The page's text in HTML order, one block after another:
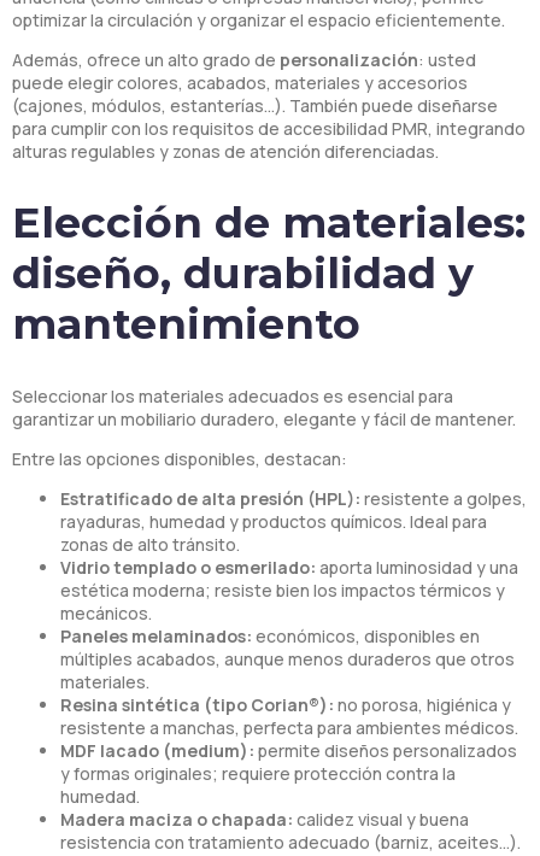
optimizar la circulación y organizar el espacio eficientemente.
Además, ofrece un alto grado de personalización: usted
puede elegir colores, acabados, materiales y accesorios
(cajones, módulos, estanterías…). También puede diseñarse
para cumplir con los requisitos de accesibilidad PMR, integrando
alturas regulables y zonas de atención diferenciadas.
Elección de materiales:
diseño, durabilidad y
mantenimiento
Seleccionar los materiales adecuados es esencial para
garantizar un mobiliario duradero, elegante y fácil de mantener.
Entre las opciones disponibles, destacan:
Estratificado de alta presión (HPL): resistente a golpes,
rayaduras, humedad y productos químicos. Ideal para
zonas de alto tránsito.
Vidrio templado o esmerilado: aporta luminosidad y una
estética moderna; resiste bien los impactos térmicos y
mecánicos.
Paneles melaminados: económicos, disponibles en
múltiples acabados, aunque menos duraderos que otros
materiales.
Resina sintética (tipo Corian®): no porosa, higiénica y
resistente a manchas, perfecta para ambientes médicos.
MDF lacado (medium): permite diseños personalizados
y formas originales; requiere protección contra la
humedad.
Madera maciza o chapada: calidez visual y buena
resistencia con tratamiento adecuado (barniz, aceites…).